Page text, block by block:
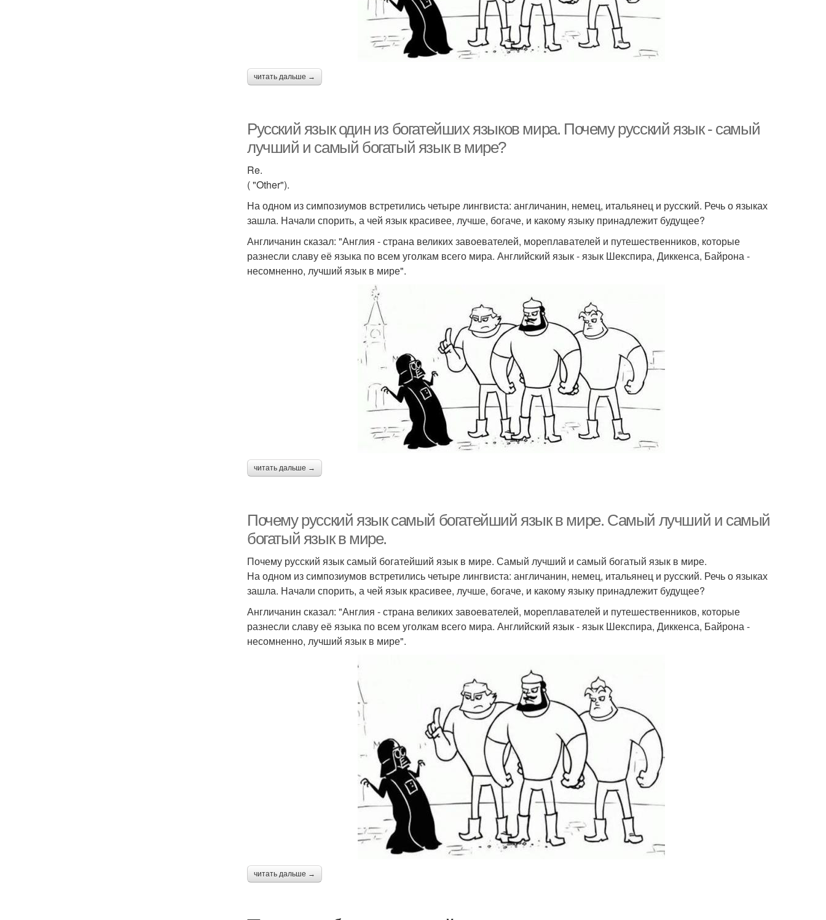
читать дальше →
Русский язык один из богатейших языков мира. Почему русский язык - самый
лучший и самый богатый язык в мире?
Re.
( "Other").
На одном из симпозиумов встретились четыре лингвиста: англичанин, немец, итальянец и русский. Речь о языках
зашла. Начали спорить, а чей язык красивее, лучше, богаче, и какому языку принадлежит будущее?
Англичанин сказал: "Англия - страна великих завоевателей, мореплавателей и путешественников, которые
разнесли славу её языка по всем уголкам всего мира. Английский язык - язык Шекспира, Диккенса, Байрона -
несомненно, лучший язык в мире".
читать дальше →
Почему русский язык самый богатейший язык в мире. Самый лучший и самый
богатый язык в мире.
Почему русский язык самый богатейший язык в мире. Самый лучший и самый богатый язык в мире.
На одном из симпозиумов встретились четыре лингвиста: англичанин, немец, итальянец и русский. Речь о языках
зашла. Начали спорить, а чей язык красивее, лучше, богаче, и какому языку принадлежит будущее?
Англичанин сказал: "Англия - страна великих завоевателей, мореплавателей и путешественников, которые
разнесли славу её языка по всем уголкам всего мира. Английский язык - язык Шекспира, Диккенса, Байрона -
несомненно, лучший язык в мире".
читать дальше →